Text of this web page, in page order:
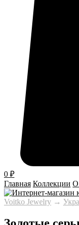
0 ₽
Главная Коллекции О
Voitko Jewelry →